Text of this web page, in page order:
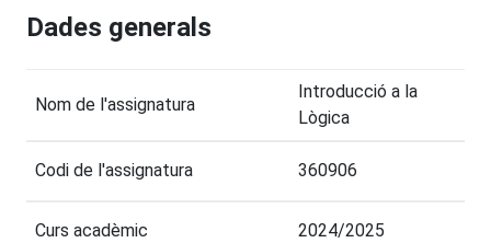
Dades generals
Nom de l'assignatura
Introducció a la
Lògica
Codi de l'assignatura 360906
Curs acadèmic 2024/2025